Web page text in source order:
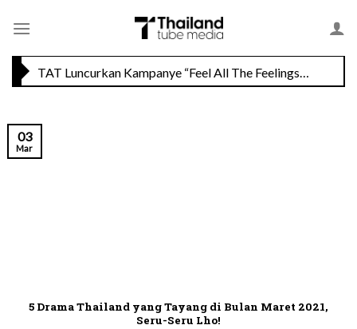
TAT Luncurkan Kampanye “Feel All The Feelings” dengan Lalisa LISA Manobal untuk Promosikan Pariwisata Berkualitas Thailand
5 Drama Thailand yang Tayang di Bulan Maret 2021,
Seru-Seru Lho!
03
Mar